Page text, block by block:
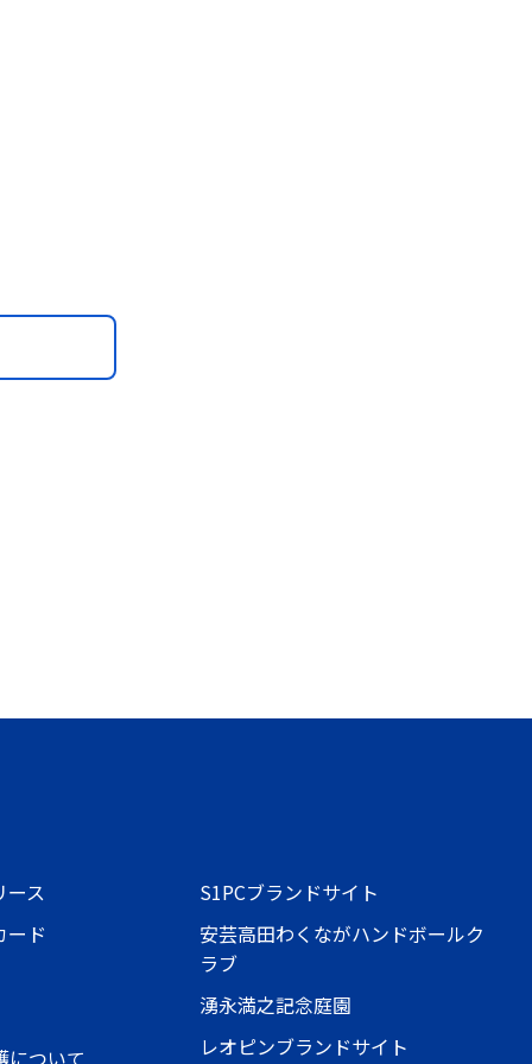
ース
ード
について
S1PCブランドサイト
安芸高田わくながハンドボールク
ラブ
湧永満之記念庭園
レオピンブランドサイト